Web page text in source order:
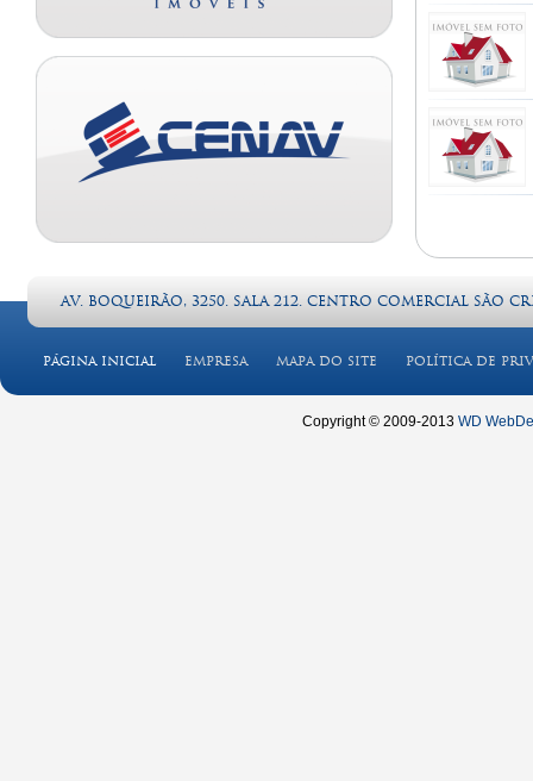
Av. Boqueirão, 3250. Sala 212. CENTRO COMERCIAL SÃO
PÁGINA INICIAL EMPRESA MAPA DO SITE POLÍTICA DE
Copyright © 2009-2013 WD